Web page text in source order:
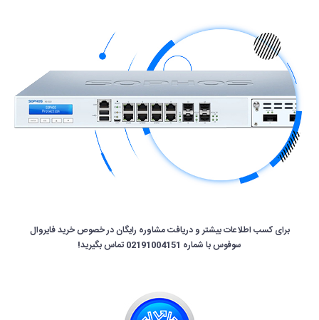
برای کسب اطلاعات بیشتر و دریافت مشاوره رایگان در خصوص خرید فایروال
سوفوس با شماره 02191004151 تماس بگیرید!